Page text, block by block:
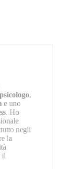
psicologo,
e uno
. Ho
negli
la
il